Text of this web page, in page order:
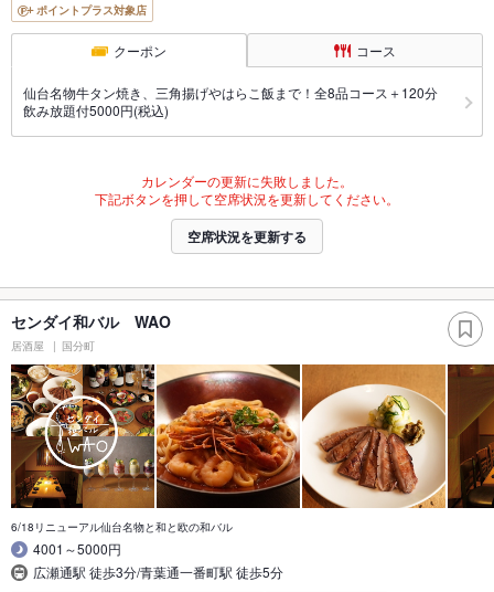
ポイントプラス対象店
クーポン コース
仙台名物牛タン焼き、三角揚げやはらこ飯まで！全8品コース＋120分
飲み放題付5000円(税込)
カレンダーの更新に失敗しました。
下記ボタンを押して空席状況を更新してください。
空席状況を更新する
センダイ和バル WAO
居酒屋 国分町
6/18リニューアル仙台名物と和と欧の和バル
4001～5000円
広瀬通駅 徒歩3分/青葉通一番町駅 徒歩5分